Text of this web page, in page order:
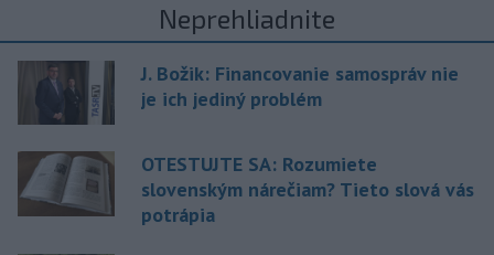
Neprehliadnite
J. Božik: Financovanie samospráv nie
je ich jediný problém
OTESTUJTE SA: Rozumiete
slovenským nárečiam? Tieto slová vás
potrápia